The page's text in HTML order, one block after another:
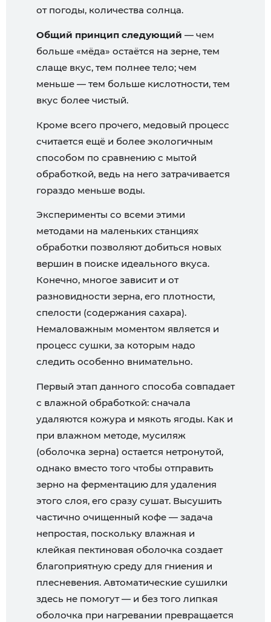
от погоды, количества солнца.
Общий принцип следующий — чем
больше «мёда» остаётся на зерне, тем
слаще вкус, тем полнее тело; чем
меньше — тем больше кислотности, тем
вкус более чистый.
Кроме всего прочего, медовый процесс
считается ещё и более экологичным
способом по сравнению с мытой
обработкой, ведь на него затрачивается
гораздо меньше воды.
Эксперименты со всеми этими
методами на маленьких станциях
обработки позволяют добиться новых
вершин в поиске идеального вкуса.
Конечно, многое зависит и от
разновидности зерна, его плотности,
спелости (содержания сахара).
Немаловажным моментом является и
процесс сушки, за которым надо
следить особенно внимательно.
Первый этап данного способа совпадает
с влажной обработкой: сначала
удаляются кожура и мякоть ягоды. Как и
при влажном методе, мусиляж
(оболочка зерна) остается нетронутой,
однако вместо того чтобы отправить
зерно на ферментацию для удаления
этого слоя, его сразу сушат. Высушить
частично очищенный кофе — задача
непростая, поскольку влажная и
клейкая пектиновая оболочка создает
благоприятную среду для гниения и
плесневения. Автоматические сушилки
здесь не помогут — и без того липкая
оболочка при нагревании превращается